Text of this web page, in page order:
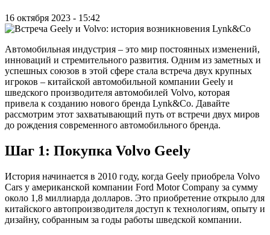
16 октября 2023 - 15:42
Автомобильная индустрия – это мир постоянных изменений,
инноваций и стремительного развития. Одним из заметных и
успешных союзов в этой сфере стала встреча двух крупных
игроков – китайской автомобильной компании Geely и
шведского производителя автомобилей Volvo, которая
привела к созданию нового бренда Lynk&Co. Давайте
рассмотрим этот захватывающий путь от встречи двух миров
до рождения современного автомобильного бренда.
Шаг 1: Покупка Volvo Geely
История начинается в 2010 году, когда Geely приобрела Volvo
Cars у американской компании Ford Motor Company за сумму
около 1,8 миллиарда долларов. Это приобретение открыло для
китайского автопроизводителя доступ к технологиям, опыту и
дизайну, собранным за годы работы шведской компании.